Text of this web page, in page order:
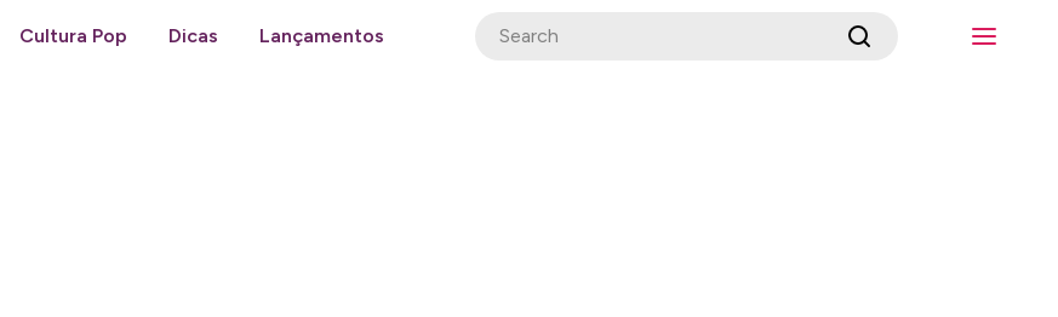
Cultura Pop Dicas Lançamentos